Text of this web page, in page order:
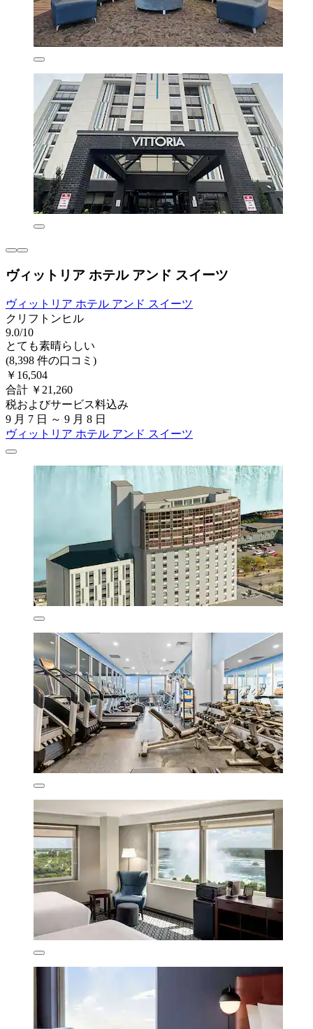
ヴィットリア ホテル アンド スイーツ
ヴィットリア ホテル アンド スイーツ
クリフトンヒル
9.0/10
とても素晴らしい
(8,398 件の口コミ)
￥16,504
合計 ￥21,260
税およびサービス料込み
9 月 7 日 ～ 9 月 8 日
ヴィットリア ホテル アンド スイーツ